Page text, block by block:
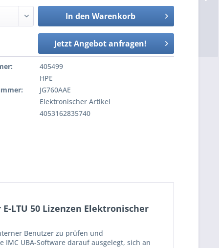
In den Warenkorb
Jetzt Angebot anfragen!
405499
HPE
JG760AAE
Elektronischer Artikel
4053162835740
LTU 50 Lizenzen Elektronischer
Benutzer zu prüfen und
UBA-Software darauf ausgelegt, sich an